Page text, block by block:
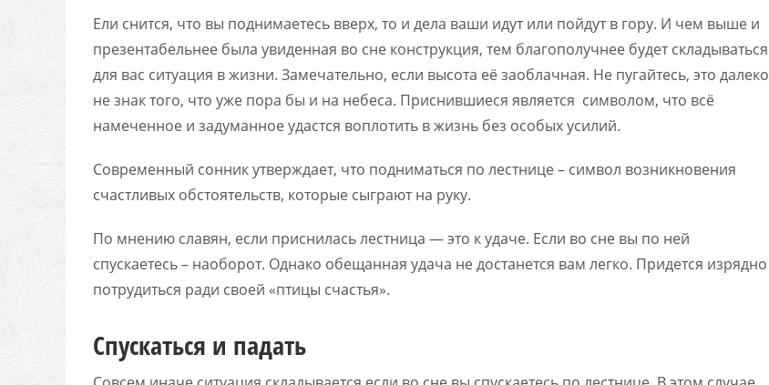
Ели снится, что вы поднимаетесь вверх, то и дела ваши идут или пойдут в гору. И чем выше и
презентабельнее была увиденная во сне конструкция, тем благополучнее будет складываться
для вас ситуация в жизни. Замечательно, если высота её заоблачная. Не пугайтесь, это далеко
не знак того, что уже пора бы и на небеса. Приснившиеся является символом, что всё
намеченное и задуманное удастся воплотить в жизнь без особых усилий.
Современный сонник утверждает, что подниматься по лестнице – символ возникновения
счастливых обстоятельств, которые сыграют на руку.
По мнению славян, если приснилась лестница — это к удаче. Если во сне вы по ней
спускаетесь – наоборот. Однако обещанная удача не достанется вам легко. Придется изрядно
потрудиться ради своей «птицы счастья».
Спускаться и падать